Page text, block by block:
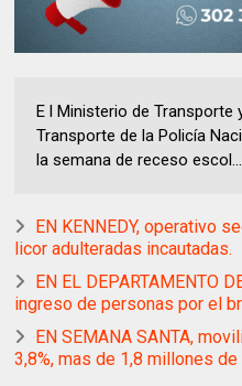
E l Ministerio de Transporte
Transporte de la Policía
la semana de receso escol...
EN KENNEDY, operativo
licor adulteradas incautadas.
EN EL DEPARTAMENTO
ingreso de personas por el
EN SEMANA SANTA,
3,8%, mas de 1,8 millones de